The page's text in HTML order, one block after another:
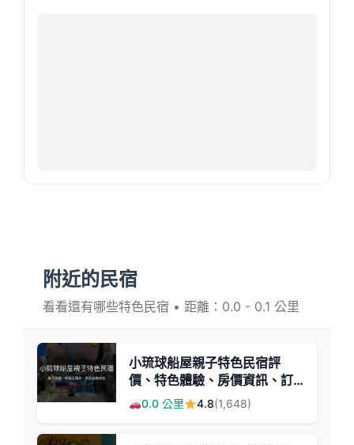
附近的民宿
看看還有哪些特色民宿 • 距離：0.0 - 0.1 公里
小琉球船屋親子特色民宿評
價、特色體驗、房價資訊、訂
房連結 - 親子友善與特色主題
0.0 公里 4.8(1,648)